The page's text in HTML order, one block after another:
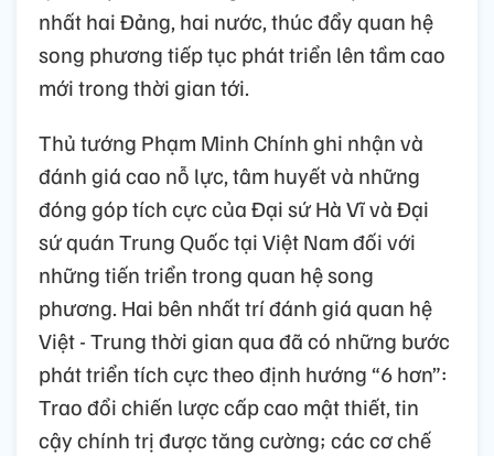
nhất hai Đảng, hai nước, thúc đẩy quan hệ
song phương tiếp tục phát triển lên tầm cao
mới trong thời gian tới.
Thủ tướng Phạm Minh Chính ghi nhận và
đánh giá cao nỗ lực, tâm huyết và những
đóng góp tích cực của Đại sứ Hà Vĩ và Đại
sứ quán Trung Quốc tại Việt Nam đối với
những tiến triển trong quan hệ song
phương. Hai bên nhất trí đánh giá quan hệ
Việt - Trung thời gian qua đã có những bước
phát triển tích cực theo định hướng “6 hơn”:
Trao đổi chiến lược cấp cao mật thiết, tin
cậy chính trị được tăng cường; các cơ chế